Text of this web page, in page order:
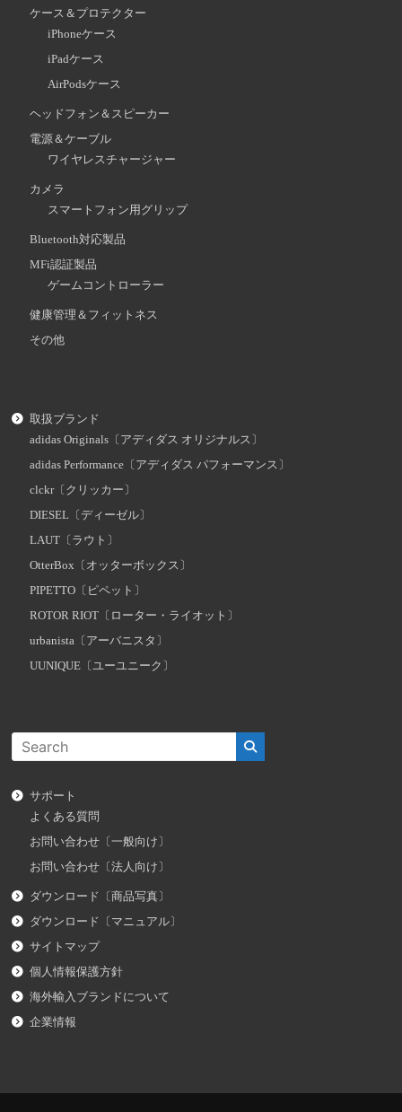
ケース＆プロテクター
iPhoneケース
iPadケース
AirPodsケース
ヘッドフォン＆スピーカー
電源＆ケーブル
ワイヤレスチャージャー
カメラ
スマートフォン用グリップ
Bluetooth対応製品
MFi認証製品
ゲームコントローラー
健康管理＆フィットネス
その他
取扱ブランド
adidas Originals〔アディダス オリジナルス〕
adidas Performance〔アディダス パフォーマンス〕
clckr〔クリッカー〕
DIESEL〔ディーゼル〕
LAUT〔ラウト〕
OtterBox〔オッターボックス〕
PIPETTO〔ピペット〕
ROTOR RIOT〔ローター・ライオット〕
urbanista〔アーバニスタ〕
UUNIQUE〔ユーユニーク〕
サポート
よくある質問
お問い合わせ〔一般向け〕
お問い合わせ〔法人向け〕
ダウンロード〔商品写真〕
ダウンロード〔マニュアル〕
サイトマップ
個人情報保護方針
海外輸入ブランドについて
企業情報